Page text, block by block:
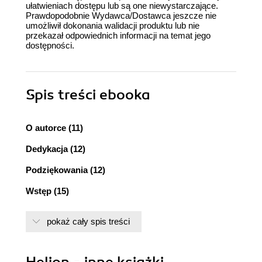
ułatwieniach dostępu lub są one niewystarczające.
Prawdopodobnie Wydawca/Dostawca jeszcze nie
umożliwił dokonania walidacji produktu lub nie
przekazał odpowiednich informacji na temat jego
dostępności.
Spis treści ebooka
O autorce (11)
Dedykacja (12)
Podziękowania (12)
Wstęp (15)
pokaż cały spis treści